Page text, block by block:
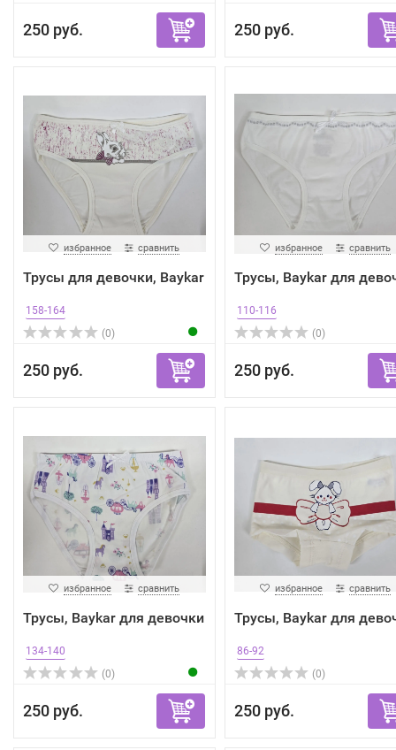
250 руб. 250 руб.
избранное сравнить
Трусы для девочки, Baykar
158-164
(0)
250 руб.
избранное сравнить
Трусы, Baykar для
110-116
(0)
250 руб.
избранное сравнить
Трусы, Baykar для девочки
134-140
(0)
250 руб.
избранное сравнить
Трусы, Baykar для
86-92
(0)
250 руб.